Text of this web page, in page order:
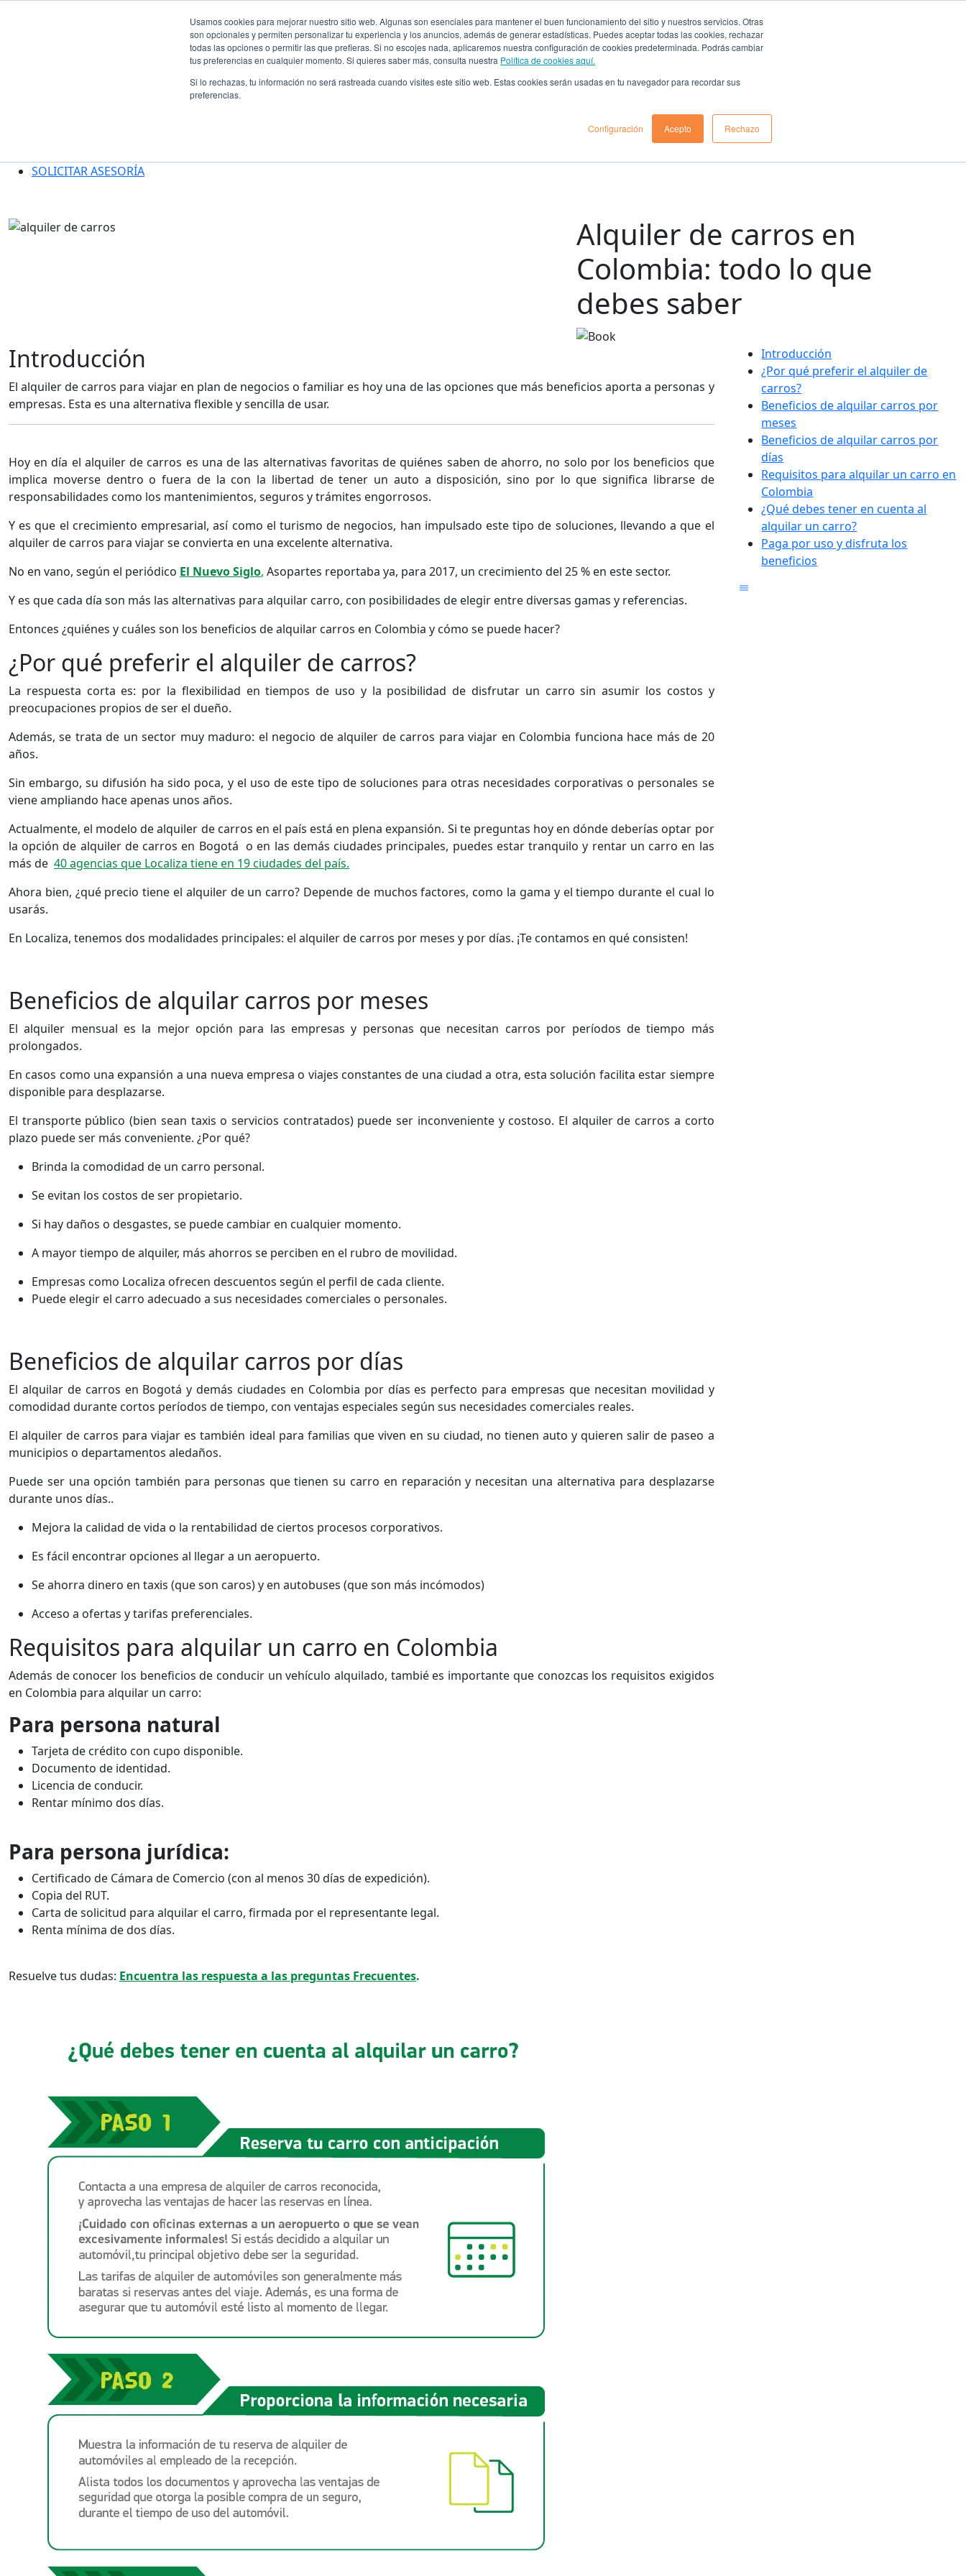
Usamos cookies para mejorar nuestro sitio web. Algunas son esenciales para mantener el buen funcionamiento del sitio y nuestros servicios. Otras
son opcionales y permiten personalizar tu experiencia y los anuncios, además de generar estadísticas. Puedes aceptar todas las cookies, rechazar
todas las opciones o permitir las que prefieras. Si no escojes nada, aplicaremos nuestra configuración de cookies predeterminada. Podrás cambiar
tus preferencias en cualquier momento. Si quieres saber más, consulta nuestra Política de cookies aquí.
Si lo rechazas, tu información no será rastreada cuando visites este sitio web. Estas cookies serán usadas en tu navegador para recordar sus
preferencias.
Configuración Acepto Rechazo
SOLICITAR ASESORÍA
Alquiler de carros en
Colombia: todo lo que
debes saber
Introducción
El alquiler de carros para viajar en plan de negocios o familiar es hoy una de las opciones que más beneficios aporta a personas y
empresas. Esta es una alternativa flexible y sencilla de usar.
Hoy en día el alquiler de carros es una de las alternativas favoritas de quiénes saben de ahorro, no solo por los beneficios que
implica moverse dentro o fuera de la con la libertad de tener un auto a disposición, sino por lo que significa librarse de
responsabilidades como los mantenimientos, seguros y trámites engorrosos.
Y es que el crecimiento empresarial, así como el turismo de negocios, han impulsado este tipo de soluciones, llevando a que el
alquiler de carros para viajar se convierta en una excelente alternativa.
No en vano, según el periódico El Nuevo Siglo, Asopartes reportaba ya, para 2017, un crecimiento del 25 % en este sector.
Y es que cada día son más las alternativas para alquilar carro, con posibilidades de elegir entre diversas gamas y referencias.
Entonces ¿quiénes y cuáles son los beneficios de alquilar carros en Colombia y cómo se puede hacer?
¿Por qué preferir el alquiler de carros?
La respuesta corta es: por la flexibilidad en tiempos de uso y la posibilidad de disfrutar un carro sin asumir los costos y
preocupaciones propios de ser el dueño.
Además, se trata de un sector muy maduro: el negocio de alquiler de carros para viajar en Colombia funciona hace más de 20
años.
Sin embargo, su difusión ha sido poca, y el uso de este tipo de soluciones para otras necesidades corporativas o personales se
viene ampliando hace apenas unos años.
Actualmente, el modelo de alquiler de carros en el país está en plena expansión. Si te preguntas hoy en dónde deberías optar por
la opción de alquiler de carros en Bogotá o en las demás ciudades principales, puedes estar tranquilo y rentar un carro en las
más de 40 agencias que Localiza tiene en 19 ciudades del país.
Ahora bien, ¿qué precio tiene el alquiler de un carro? Depende de muchos factores, como la gama y el tiempo durante el cual lo
usarás.
En Localiza, tenemos dos modalidades principales: el alquiler de carros por meses y por días. ¡Te contamos en qué consisten!
Beneficios de alquilar carros por meses
El alquiler mensual es la mejor opción para las empresas y personas que necesitan carros por períodos de tiempo más
prolongados.
En casos como una expansión a una nueva empresa o viajes constantes de una ciudad a otra, esta solución facilita estar siempre
disponible para desplazarse.
El transporte público (bien sean taxis o servicios contratados) puede ser inconveniente y costoso. El alquiler de carros a corto
plazo puede ser más conveniente. ¿Por qué?
Brinda la comodidad de un carro personal.
Se evitan los costos de ser propietario.
Si hay daños o desgastes, se puede cambiar en cualquier momento.
A mayor tiempo de alquiler, más ahorros se perciben en el rubro de movilidad.
Empresas como Localiza ofrecen descuentos según el perfil de cada cliente.
Puede elegir el carro adecuado a sus necesidades comerciales o personales.
Beneficios de alquilar carros por días
El alquilar de carros en Bogotá y demás ciudades en Colombia por días es perfecto para empresas que necesitan movilidad y
comodidad durante cortos períodos de tiempo, con ventajas especiales según sus necesidades comerciales reales.
El alquiler de carros para viajar es también ideal para familias que viven en su ciudad, no tienen auto y quieren salir de paseo a
municipios o departamentos aledaños.
Puede ser una opción también para personas que tienen su carro en reparación y necesitan una alternativa para desplazarse
durante unos días..
Mejora la calidad de vida o la rentabilidad de ciertos procesos corporativos.
Es fácil encontrar opciones al llegar a un aeropuerto.
Se ahorra dinero en taxis (que son caros) y en autobuses (que son más incómodos)
Acceso a ofertas y tarifas preferenciales.
Requisitos para alquilar un carro en Colombia
Además de conocer los beneficios de conducir un vehículo alquilado, tambié es importante que conozcas los requisitos exigidos
en Colombia para alquilar un carro:
Para persona natural
Tarjeta de crédito con cupo disponible.
Documento de identidad.
Licencia de conducir.
Rentar mínimo dos días.
Para persona jurídica:
Certificado de Cámara de Comercio (con al menos 30 días de expedición).
Copia del RUT.
Carta de solicitud para alquilar el carro, firmada por el representante legal.
Renta mínima de dos días.
Resuelve tus dudas: Encuentra las respuesta a las preguntas Frecuentes.
Introducción
¿Por qué preferir el alquiler de
carros?
Beneficios de alquilar carros por
meses
Beneficios de alquilar carros por
días
Requisitos para alquilar un carro en
Colombia
¿Qué debes tener en cuenta al
alquilar un carro?
Paga por uso y disfruta los
beneficios